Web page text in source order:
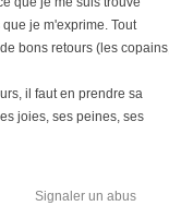
je m'exprime. Tout
bons retours (les copains,
il faut en prendre sa
joies, ses peines, ses
Signaler un abus